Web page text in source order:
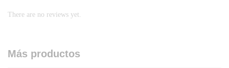
There are no reviews yet.
Más productos